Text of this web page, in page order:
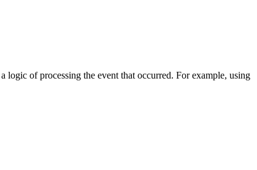
logic of processing the event that occurred. For example, using